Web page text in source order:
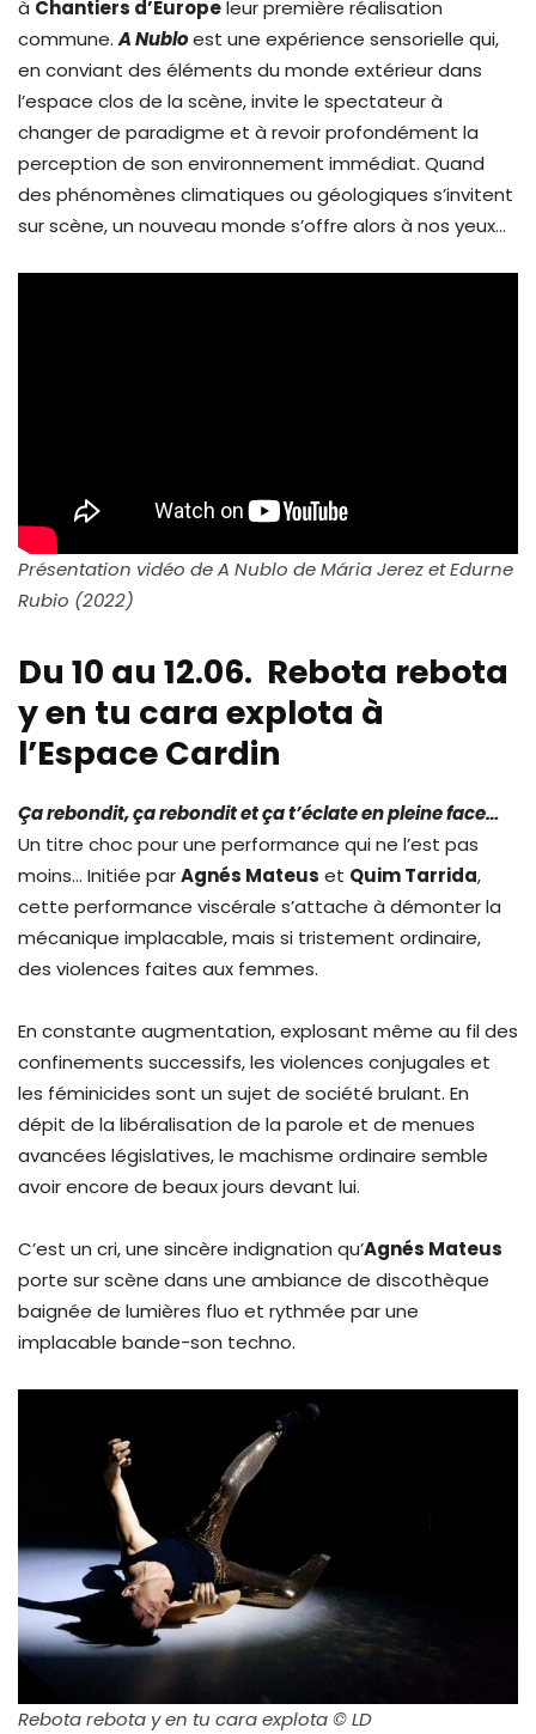
à Chantiers d’Europeleur première réalisation
commune.A Nubloest une expérience sensorielle qui,
en conviant des éléments du monde extérieur dans
l’espace clos de la scène, invite le spectateur à
changer de paradigme et à revoir profondément la
perception de son environnement immédiat. Quand
des phénomènes climatiques ou géologiques s’invitent
sur scène, un nouveau monde s’offre alors à nos yeux…
Présentation vidéo de A Nublo de Mária Jerez et Edurne
Rubio (2022)
Du 10 au 12.06. Rebota rebota
y en tu cara explota à
l’Espace Cardin
Ça rebondit, ça rebondit et ça t’éclate en pleine face…
Un titre choc pour une performance qui ne l’est pas
moins… Initiée parAgnés Mateus et Quim Tarrida,
cette performance viscérale s’attache à démonter la
mécanique implacable, mais si tristement ordinaire,
des violences faites aux femmes.
En constante augmentation, explosant même au fil des
confinements successifs, les violences conjugales et
les féminicides sont un sujet de société brulant. En
dépit de la libéralisation de la parole et de menues
avancées législatives, le machisme ordinaire semble
avoir encore de beaux jours devant lui.
C’est un cri, une sincère indignation qu’Agnés Mateus
porte sur scène dans une ambiance de discothèque
baignée de lumières fluo et rythmée par une
implacable bande-son techno.
Rebota rebota y en tu cara explota © LD